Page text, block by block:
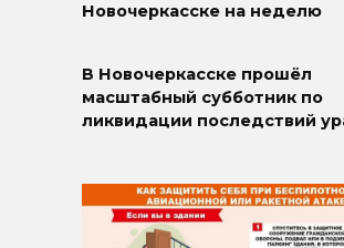
Новочеркасске на неделю
В Новочеркасске прошёл
масштабный субботник по
ликвидации последствий